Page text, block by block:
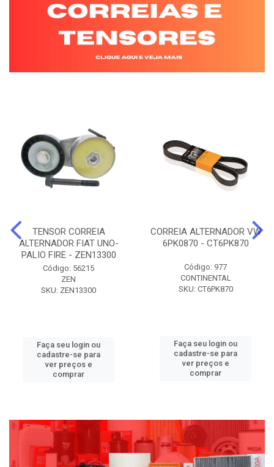
TENSOR CORREIA
ALTERNADOR FIAT UNO-
PALIO FIRE - ZEN13300
Código: 56215
ZEN
SKU: ZEN13300
Faça seu login ou
cadastre-se para
ver preços e
comprar
CORREIA ALTERNADOR VW
6PK0870 - CT6PK870
Código: 977
CONTINENTAL
SKU: CT6PK870
Faça seu login ou
cadastre-se para
ver preços e
comprar